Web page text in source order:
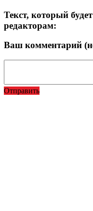
Текст, который
редакторам:
Ваш комментарий
Отправить